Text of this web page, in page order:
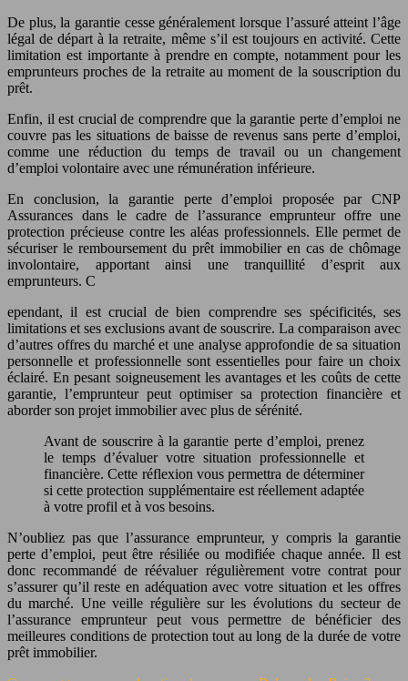
De plus, la garantie cesse généralement lorsque l’assuré atteint l’âge
légal de départ à la retraite, même s’il est toujours en activité. Cette
limitation est importante à prendre en compte, notamment pour les
emprunteurs proches de la retraite au moment de la souscription du
prêt.
Enfin, il est crucial de comprendre que la garantie perte d’emploi ne
couvre pas les situations de baisse de revenus sans perte d’emploi,
comme une réduction du temps de travail ou un changement
d’emploi volontaire avec une rémunération inférieure.
En conclusion, la garantie perte d’emploi proposée par CNP
Assurances dans le cadre de l’assurance emprunteur offre une
protection précieuse contre les aléas professionnels. Elle permet de
sécuriser le remboursement du prêt immobilier en cas de chômage
involontaire, apportant ainsi une tranquillité d’esprit aux
emprunteurs. C
ependant, il est crucial de bien comprendre ses spécificités, ses
limitations et ses exclusions avant de souscrire. La comparaison avec
d’autres offres du marché et une analyse approfondie de sa situation
personnelle et professionnelle sont essentielles pour faire un choix
éclairé. En pesant soigneusement les avantages et les coûts de cette
garantie, l’emprunteur peut optimiser sa protection financière et
aborder son projet immobilier avec plus de sérénité.
Avant de souscrire à la garantie perte d’emploi, prenez
le temps d’évaluer votre situation professionnelle et
financière. Cette réflexion vous permettra de déterminer
si cette protection supplémentaire est réellement adaptée
à votre profil et à vos besoins.
N’oubliez pas que l’assurance emprunteur, y compris la garantie
perte d’emploi, peut être résiliée ou modifiée chaque année. Il est
donc recommandé de réévaluer régulièrement votre contrat pour
s’assurer qu’il reste en adéquation avec votre situation et les offres
du marché. Une veille régulière sur les évolutions du secteur de
l’assurance emprunteur peut vous permettre de bénéficier des
meilleures conditions de protection tout au long de la durée de votre
prêt immobilier.